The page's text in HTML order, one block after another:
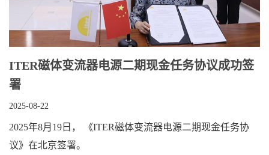
ITER磁体变流器电源二期现金任务协议成功签
署
2025-08-22
2025年8月19日， 《ITER磁体变流器电源二期现金任务协
议》在北京签署。